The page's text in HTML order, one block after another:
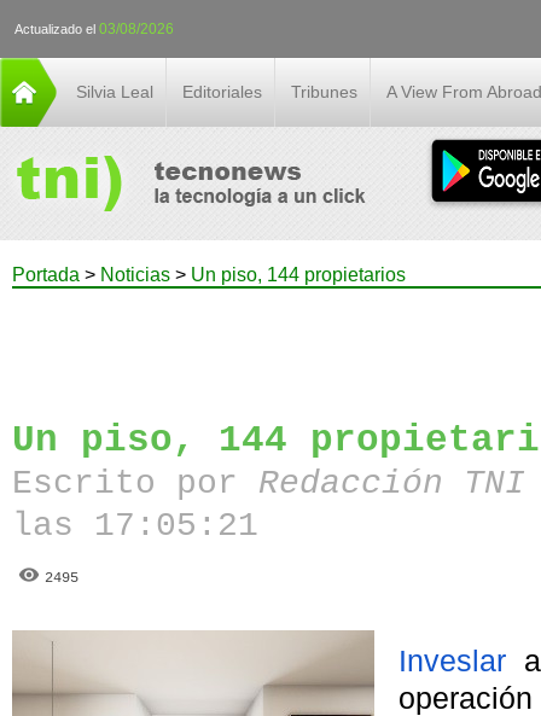
Actualizado el 03/08/2026
Silvia Leal Editoriales Tribunes A View From Abroad
Portada > Noticias > Un piso, 144 propietarios
Un piso, 144
Escrito por Redacción
las 17:05:21
2495
Inveslar